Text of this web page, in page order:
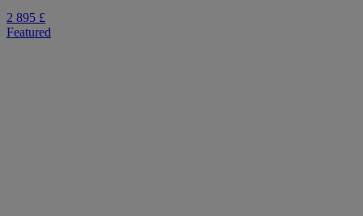
2 895 £
Featured